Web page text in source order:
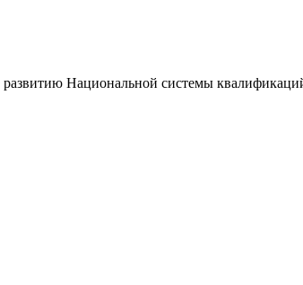
развитию Национальной системы